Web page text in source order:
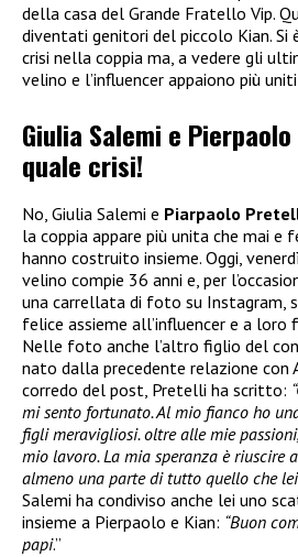
della casa del Grande Fratello Vip.
diventati genitori del piccolo Kian. Si
crisi nella coppia ma, a vedere gli
velino e l’influencer appaiono più
Giulia Salemi e
quale crisi!
No, Giulia Salemi e Piarpaolo
la coppia appare più unita che mai e
hanno costruito insieme. Oggi,
velino compie 36 anni e, per
una carrellata di foto su Instagram,
felice assieme all’influencer e a loro
Nelle foto anche l’altro figlio del
nato dalla precedente relazione con
corredo del post, Pretelli ha scritto:
mi sento fortunato. Al mio fianco ho
figli meravigliosi. oltre alle mie
mio lavoro. La mia speranza è riuscire
almeno una parte di tutto quello che
Salemi ha condiviso anche lei uno
insieme a Pierpaolo e Kian: “Buon
papi.”